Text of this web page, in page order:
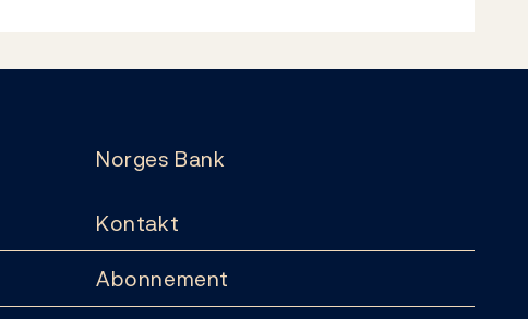
Norges Bank
Kontakt
Abonnement